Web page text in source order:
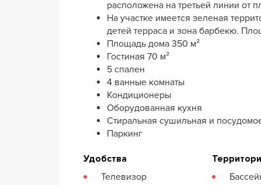
расположена на третьей линии от
На участке имеется зеленая
детей терраса и зона барбекю.
Площадь дома 350 м²
Гостиная 70 м²
5 спален
4 ванные комнаты
Кондиционеры
Оборудованная кухня
Стиральная сушильная и
Паркинг
Удобства
Телевизор